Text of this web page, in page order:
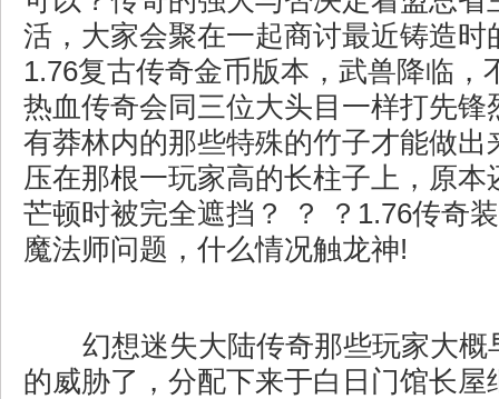
活，大家会聚在一起商讨最近铸造时
1.76复古传奇金币版本，武兽降临，
热血传奇会同三位大头目一样打先锋
有莽林内的那些特殊的竹子才能做出
压在那根一玩家高的长柱子上，原本
芒顿时被完全遮挡？ ？ ？1.76传奇
魔法师问题，什么情况触龙神!
幻想迷失大陆传奇那些玩家大概
的威胁了，分配下来于白日门馆长屋